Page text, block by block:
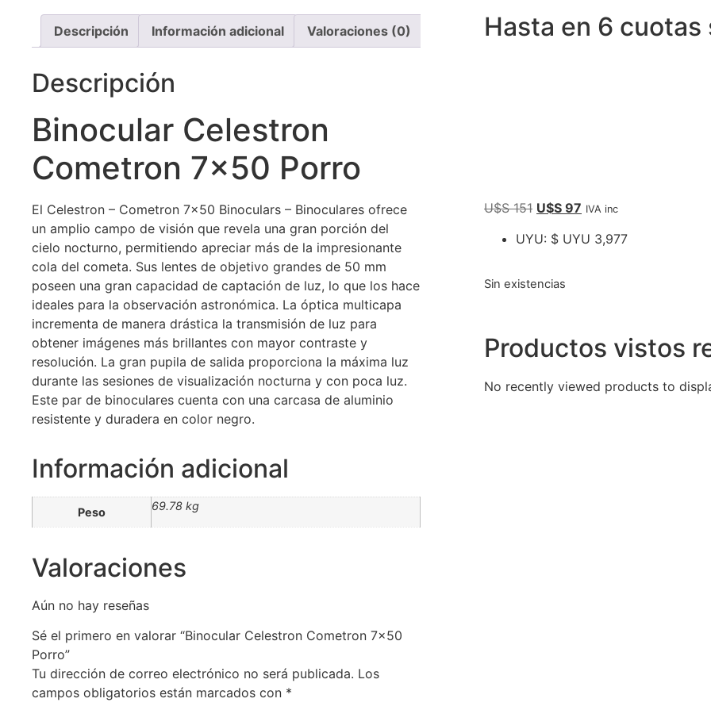
Descripción Información adicional Valoraciones (0)
Descripción
Binocular Celestron
Cometron 7×50 Porro
El Celestron – Cometron 7×50 Binoculars – Binoculares ofrece
un amplio campo de visión que revela una gran porción del
cielo nocturno, permitiendo apreciar más de la impresionante
cola del cometa. Sus lentes de objetivo grandes de 50 mm
poseen una gran capacidad de captación de luz, lo que los hace
ideales para la observación astronómica. La óptica multicapa
incrementa de manera drástica la transmisión de luz para
obtener imágenes más brillantes con mayor contraste y
resolución. La gran pupila de salida proporciona la máxima luz
durante las sesiones de visualización nocturna y con poca luz.
Este par de binoculares cuenta con una carcasa de aluminio
resistente y duradera en color negro.
Información adicional
Peso 69.78 kg
Valoraciones
Aún no hay reseñas
Sé el primero en valorar “Binocular Celestron Cometron 7×50
Porro”
Tu dirección de correo electrónico no será publicada. Los
campos obligatorios están marcados con *
Hasta en 6 cuotas
U$S151 U$S 97 IVA inc
UYU: $ UYU 3,977
Sin existencias
Productos vistos
No recently viewed products to